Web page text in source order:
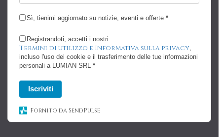
Sì, tienimi aggiornato su notizie, eventi e offerte *
Registrandoti, accetti i nostri
Termini di utilizzo e Informativa sulla privacy,
incluso l'uso dei cookie e il trasferimento delle tue informazioni
personali a LUMIAN SRL *
Iscriviti
Fornito da SendPulse